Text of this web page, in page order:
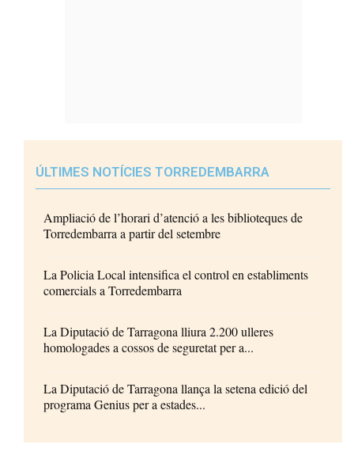
ÚLTIMES NOTÍCIES TORREDEMBARRA
Ampliació de l’horari d’atenció a les biblioteques de
Torredembarra a partir del setembre
La Policia Local intensifica el control en establiments
comercials a Torredembarra
La Diputació de Tarragona lliura 2.200 ulleres
homologades a cossos de seguretat per a...
La Diputació de Tarragona llança la setena edició del
programa Genius per a estades...